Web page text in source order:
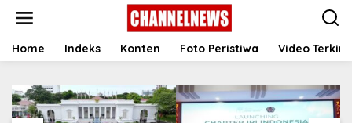
t
Home Indeks Konten Foto Peristiwa Video Terkini